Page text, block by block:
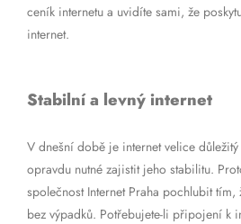
ceník internetu a uvidíte sami, že
internet.
Stabilní a levný internet
V dnešní době je internet velice
opravdu nutné zajistit jeho stabilitu.
společnost Internet Praha pochlubit
bez výpadků. Potřebujete-li připojení k